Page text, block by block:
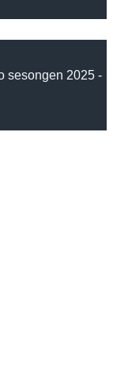
sesongen 2025 -